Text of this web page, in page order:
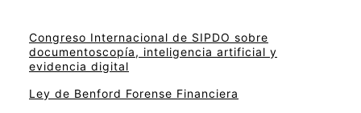
Congreso Internacional de SIPDO sobre
documentoscopía, inteligencia artificial y
evidencia digital
Ley de Benford Forense Financiera